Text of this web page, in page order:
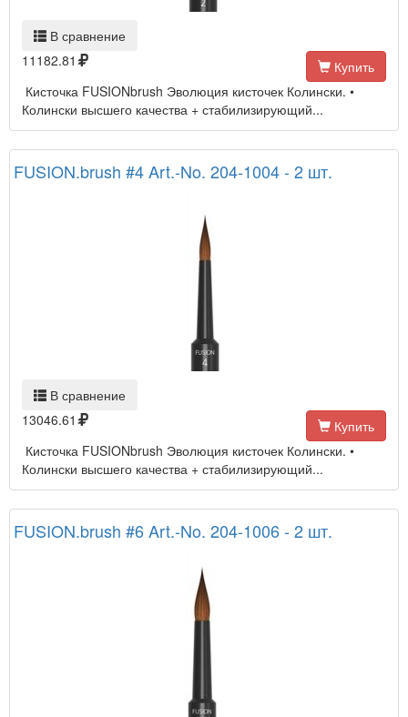
В сравнение
11182.81
Купить
Кисточка FUSIONbrush Эволюция кисточек Колински. •
Колински высшего качества + стабилизирующий...
FUSION.brush #4 Art.-No. 204-1004 - 2 шт.
В сравнение
13046.61
Купить
Кисточка FUSIONbrush Эволюция кисточек Колински. •
Колински высшего качества + стабилизирующий...
FUSION.brush #6 Art.-No. 204-1006 - 2 шт.